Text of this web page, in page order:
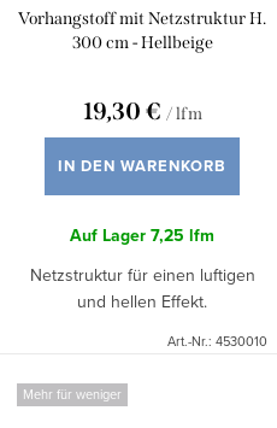
Vorhangstoff mit Netzstruktur H.
300 cm - Hellbeige
19,30 € / lfm
IN DEN WARENKORB
Auf Lager7,25 lfm
Netzstruktur für einen luftigen
und hellen Effekt.
Art.-Nr.: 4530010
Mehr für weniger